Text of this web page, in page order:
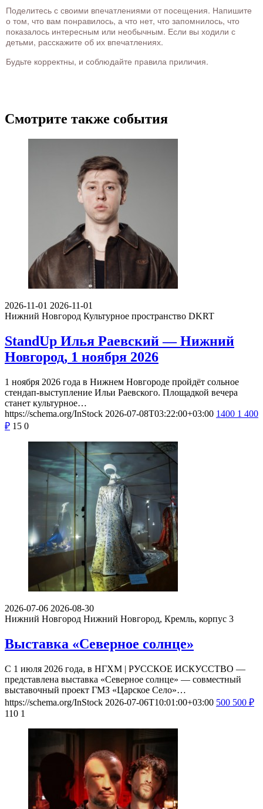
Поделитесь с своими впечатлениями от посещения. Напишите
о том, что вам понравилось, а что нет, что запомнилось, что
показалось интересным или необычным. Если вы ходили с
детьми, расскажите об их впечатлениях.
Будьте корректны, и соблюдайте правила приличия.
Смотрите также события
2026-11-01 2026-11-01
Нижний Новгород Культурное пространство DKRT
StandUp Илья Раевский — Нижний
Новгород, 1 ноября 2026
1 ноября 2026 года в Нижнем Новгороде пройдёт сольное
стендап-выступление Ильи Раевского. Площадкой вечера
станет культурное…
https://schema.org/InStock 2026-07-08T03:22:00+03:00 1400 1 400
₽ 15 0
2026-07-06 2026-08-30
Нижний Новгород Нижний Новгород, Кремль, корпус 3
Выставка «Северное солнце»
С 1 июля 2026 года, в НГХМ | РУССКОЕ ИСКУССТВО —
представлена выставка «Северное солнце» — совместный
выставочный проект ГМЗ «Царское Село»…
https://schema.org/InStock 2026-07-06T10:01:00+03:00 500 500 ₽
110 1